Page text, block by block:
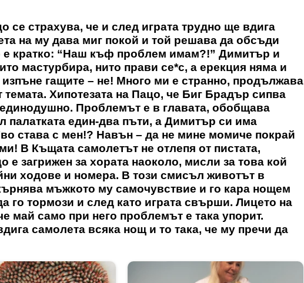
се страхува, че и след играта трудно ще вдига
на му дава миг покой и той решава да обсъди
е кратко: “Наш къф проблем имам?!” Димитър и
мастурбира, нито прави се*с, а ерекция няма и
гащите – не! Много ми е странно, продължава
Хипотезата на Пацо, че Биг Брадър сипва
Проблемът е в главата, обобщава
палатката един-два пъти, а Димитър си има
става с мен!? Навън – да не мине момиче покрай
В Къщата самолетът не отлепя от пистата,
загрижен за хората наоколо, мисли за това кой
ходове и номера. В този смисъл животът в
мъжкото му самочувствие и го кара нощем
го тормози и след като играта свърши. Лицето на
май само при него проблемът е така упорит.
самолета всяка нощ и то така, че му пречи да